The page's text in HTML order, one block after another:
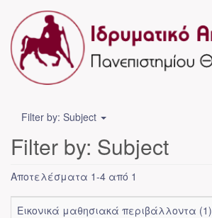
Filter by: Subject
Filter by: Subject
Αποτελέσματα 1-4 από 1
Εικονικά μαθησιακά περιβάλλοντα (1)